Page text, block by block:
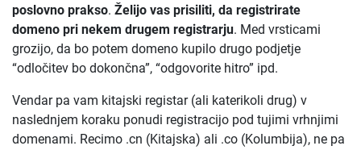
poslovno prakso. Želijo vas prisiliti, da registrirate
domeno pri nekem drugem registrarju. Med vrsticami
grozijo, da bo potem domeno kupilo drugo podjetje
“odločitev bo dokončna”, “odgovorite hitro” ipd.
Vendar pa vam kitajski registar (ali katerikoli drug) v
naslednjem koraku ponudi registracijo pod tujimi vrhnjimi
domenami. Recimo .cn (Kitajska) ali .co (Kolumbija), ne pa